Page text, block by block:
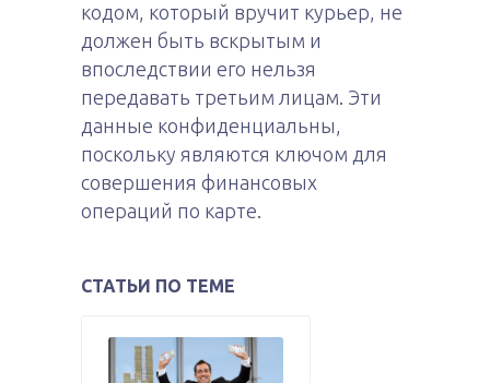
кодом, который вручит курьер, не
должен быть вскрытым и
впоследствии его нельзя
передавать третьим лицам. Эти
данные конфиденциальны,
поскольку являются ключом для
совершения финансовых
операций по карте.
СТАТЬИ ПО ТЕМЕ